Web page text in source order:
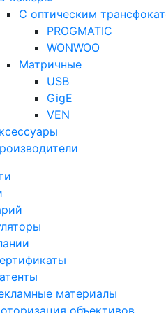
С оптическим
PROGMATIC
WONWOO
Матричные
USB
GigE
VEN
материалы
объективов